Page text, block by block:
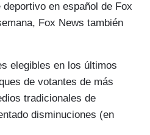
en español de Fox
Fox News también
elegibles en los últimos
de votantes de más
tradicionales de
disminuciones (en